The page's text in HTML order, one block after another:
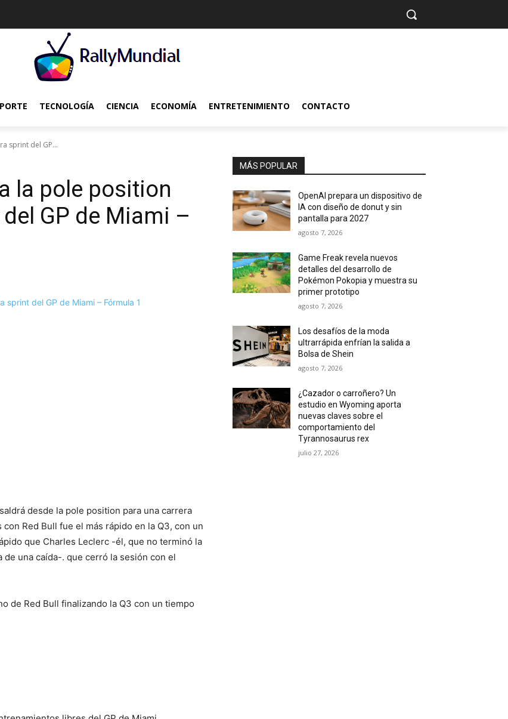
TECNOLOGÍA CIENCIA ECONOMÍA ENTRETENIMIENTO CONTACTO
sprint del GP...
la pole position
GP de Miami –
desde la pole position para una carrera
Red Bull fue el más rápido en la Q3, con un
que Charles Leclerc -él, que no terminó la
una caída-. que cerró la sesión con el
de Red Bull finalizando la Q3 con un tiempo
MÁS POPULAR
OpenAI prepara un dispositivo de
IA con diseño de donut y sin
pantalla para 2027
agosto 7, 2026
Game Freak revela nuevos
detalles del desarrollo de
Pokémon Pokopia y muestra su
primer prototipo
agosto 7, 2026
Los desafíos de la moda
ultrarrápida enfrían la salida a
Bolsa de Shein
agosto 7, 2026
¿Cazador o carroñero? Un
estudio en Wyoming aporta
nuevas claves sobre el
comportamiento del
Tyrannosaurus rex
julio 27, 2026